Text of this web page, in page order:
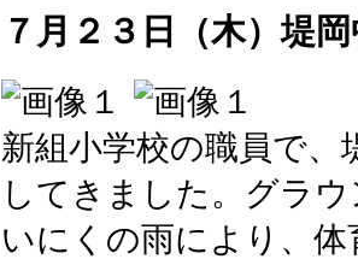
７月２３日（木）堤
新組小学校の職員で、
してきました。グラ
いにくの雨により、